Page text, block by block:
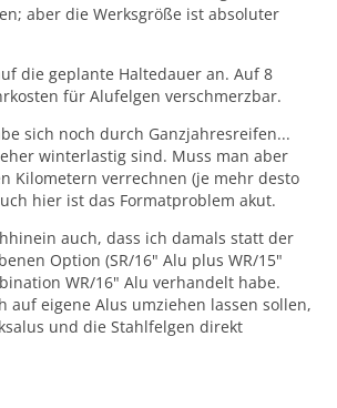
aber die Werksgröße ist absoluter
die geplante Haltedauer an. Auf 8
für Alufelgen verschmerzbar.
sich noch durch Ganzjahresreifen...
winterlastig sind. Muss man aber
Kilometern verrechnen (je mehr desto
hier ist das Formatproblem akut.
auch, dass ich damals statt der
Option (SR/16" Alu plus WR/15"
WR/16" Alu verhandelt habe.
auf eigene Alus umziehen lassen sollen,
und die Stahlfelgen direkt